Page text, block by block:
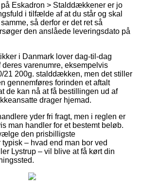
Eskadron > Stalddækkener er jo
i tilfælde af at du står og skal
så derfor er det ret så
den anslåede leveringsdato på
i Danmark lover dag-til-dag
deres varenumre, eksempelvis
21 200g. stalddækken, men det stiller
gennemføres forinden et aftalt
de kan nå at få bestillingen ud af
drager hjemad.
yder fri fragt, men i reglen er
man handler for et bestemt beløb.
den prisbilligste
typisk – hvad end man bor ved
Lystrup – vil blive at få kørt din